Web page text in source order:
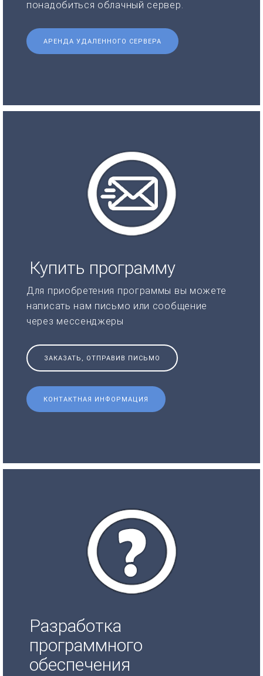
понадобиться облачный сервер.
АРЕНДА УДАЛЕННОГО СЕРВЕРА
Купить программу
Для приобретения программы вы можете
написать нам письмо или сообщение
через мессенджеры
ЗАКАЗАТЬ, ОТПРАВИВ ПИСЬМО
КОНТАКТНАЯ ИНФОРМАЦИЯ
Разработка
программного
обеспечения